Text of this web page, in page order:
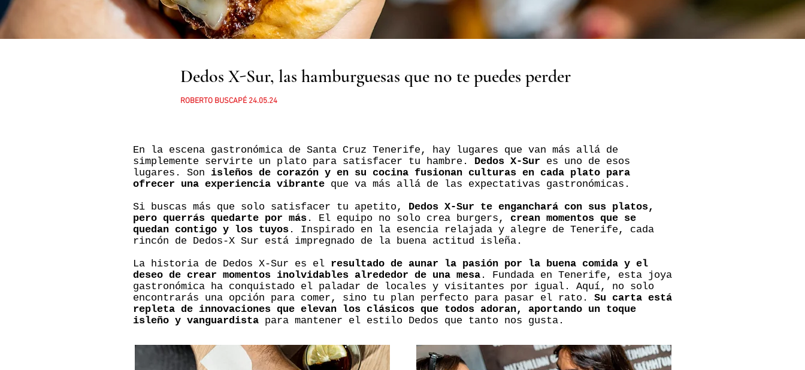
Dedos X-Sur, las hamburguesas que no te puedes perder
ROBERTO BUSCAPÉ 24.05.24
En la escena gastronómica de Santa Cruz Tenerife, hay lugares que van más allá de
simplemente servirte un plato para satisfacer tu hambre. Dedos X-Sur es uno de esos
lugares. Son isleños de corazón y en su cocina fusionan culturas en cada plato para
ofrecer una experiencia vibrante que va más allá de las expectativas gastronómicas.
Si buscas más que solo satisfacer tu apetito, Dedos X-Sur te enganchará con sus platos,
pero querrás quedarte por más . El equipo no solo crea burgers, crean momentos que se
quedan contigo y los tuyos . Inspirado en la esencia relajada y alegre de Tenerife, cada
rincón de Dedos-X Sur está impregnado de la buena actitud isleña.
La historia de Dedos X-Sur es el resultado de aunar la pasión por la buena comida y el
deseo de crear momentos inolvidables alrededor de una mesa . Fundada en Tenerife, esta joya
gastronómica ha conquistado el paladar de locales y visitantes por igual. Aquí, no solo
encontrarás una opción para comer, sino tu plan perfecto para pasar el rato. Su carta está
repleta de innovaciones que elevan los clásicos que todos adoran, aportando un toque
isleño y vanguardista para mantener el estilo Dedos que tanto nos gusta.